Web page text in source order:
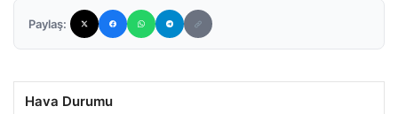
Paylaş:
Hava Durumu